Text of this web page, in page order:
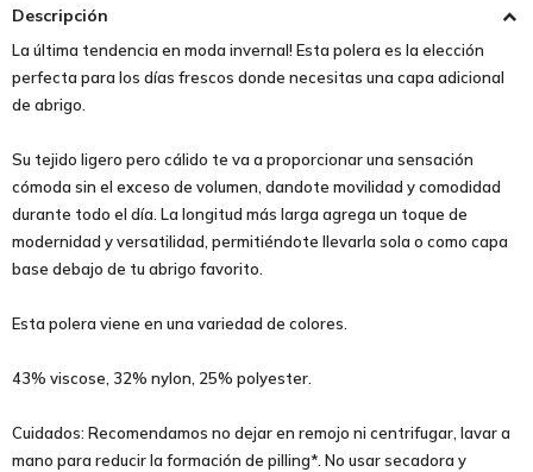
Descripción
La última tendencia en moda invernal! Esta polera es la elección
perfecta para los días frescos donde necesitas una capa adicional
de abrigo.
Su tejido ligero pero cálido te va a proporcionar una sensación
cómoda sin el exceso de volumen, dandote movilidad y comodidad
durante todo el día. La longitud más larga agrega un toque de
modernidad y versatilidad, permitiéndote llevarla sola o como capa
base debajo de tu abrigo favorito.
Esta polera viene en una variedad de colores.
43% viscose, 32% nylon, 25% polyester.
Cuidados: Recomendamos no dejar en remojo ni centrifugar, lavar a
mano para reducir la formación de pilling*. No usar secadora y